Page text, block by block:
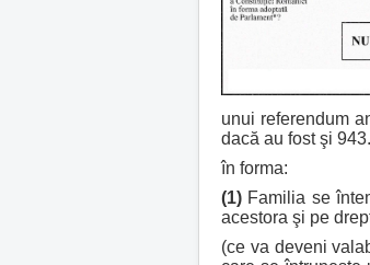
unui referendum
dacă au fost şi
în forma:
(1) Familia se
acestora şi pe
(ce va deveni